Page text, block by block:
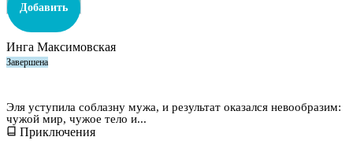
Добавить
Инга Максимовская
Завершена
Эля уступила соблазну мужа, и результат оказался невообразим:
чужой мир, чужое тело и...
Приключения